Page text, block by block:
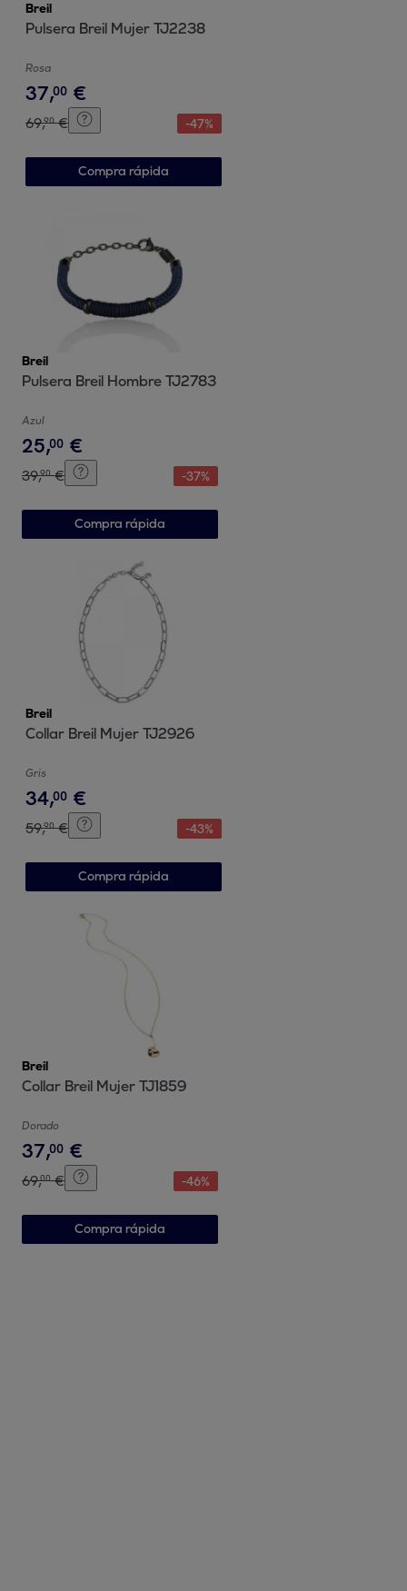
Breil
Pulsera Breil Mujer TJ2238
Rosa
37,00 €
69,90 € -47%
Compra rápida
Breil
Pulsera Breil Hombre TJ2783
Azul
25,00 €
39,90 € -37%
Compra rápida
Breil
Collar Breil Mujer TJ2926
Gris
34,00 €
59,90 € -43%
Compra rápida
Breil
Collar Breil Mujer TJ1859
Dorado
37,00 €
69,00 € -46%
Compra rápida